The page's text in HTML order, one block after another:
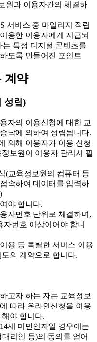
원과 이용자간의 체결하
서비스 중 마일리지 적립
용한 이용자에게 지급되
는 특정 디지털 콘텐츠를
도록 만들어진 포인트
계약
성립)
자의 이용신청에 대한 교
낙에 의하여 성립됩니다.
의해 이용자가 이용 신청
보원이 이용자 관리시 필
(교육정보원의 컴퓨터 등
속하여 데이터를 입력하
야 합니다.
자번호 단위로 체결하며,
자번호 이상이어야 합니
용 등 특별한 서비스 이용
의 계약으로 합니다.
고자 하는 자는 교육정보
따라 온라인신청을 이용
야 합니다.
세 미만인자일 경우에는
리인 등)의 동의를 얻어